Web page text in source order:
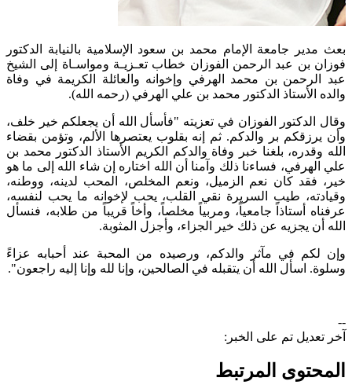
بعث مدير جامعة الإمام محمد بن سعود الإسلامية بالنيابة الدكتور
فوزان بن عبد الرحمن الفوزان خطاب تعـزيـة ومواسـاة إلى الشيخ
عبد الرحمن بن محمد الهرفي وإخوانه والعائلة الكريمة في وفاة
والده الأستاذ الدكتور محمد بن علي الهرفي (رحمه الله).
وقال الدكتور الفوزان في تعزيته "فأسأل الله أن يجعلكم خير خلف،
وأن يرزقكم بر والدكم. ثم إنه بقلوب يعتصرها الألم، وتؤمن بقضاء
الله وقدره، بلغنا خبر وفاة والدكم الكريم الأستاذ الدكتور محمد بن
علي الهرفي، فساءنا ذلك وآمنا أن الله اختاره إن شاء الله إلى ما هو
خير، فقد كان نعم الزميل، ونعم المخلص، المحب لدينه، ووطنه،
وقيادته، طيب السريرة نقي القلب، يحب لإخوانه ما يحب لنفسه،
عرفناه أستاذاً جامعياً، ومربياً مخلصاً، وأخاً قريباً من طلابه، فنسأل
الله أن يجزيه عن ذلك خير الجزاء، وأجزل المثوبة.
وإن لكم في مآثر والدكم، ورصيده من المحبة عند أحبابه عزاءً
وسلوة. اسأل الله أن يتقبله في الصالحين، وإنا لله وإنا إليه راجعون".
--
آخر تعديل تم على الخبر:
المحتوى المرتبط